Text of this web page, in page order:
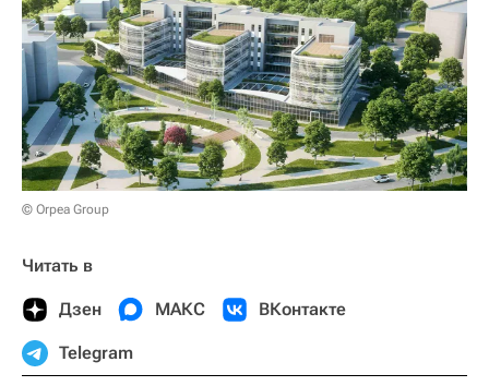
© Orpea Group
Читать в
Дзен МАКС ВКонтакте
Telegram